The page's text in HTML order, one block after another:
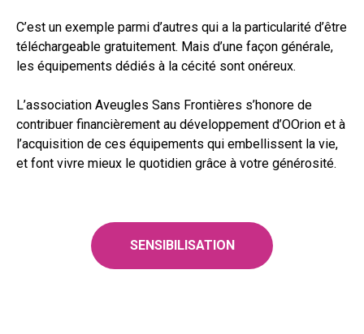
C’est un exemple parmi d’autres qui a la particularité d’être
téléchargeable gratuitement. Mais d’une façon générale,
les équipements dédiés à la cécité sont onéreux.
L’association Aveugles Sans Frontières s’honore de
contribuer financièrement au développement d’OOrion et à
l’acquisition de ces équipements qui embellissent la vie,
et font vivre mieux le quotidien grâce à votre générosité.
SENSIBILISATION